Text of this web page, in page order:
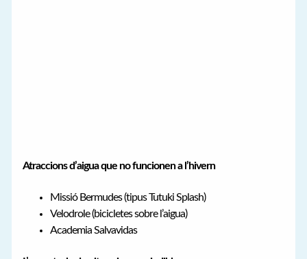
Atraccions d’aigua que no funcionen a l’hivern
Missió Bermudes (tipus Tutuki Splash)
Velodrole (bicicletes sobre l’aigua)
Academia Salvavidas